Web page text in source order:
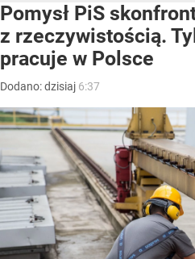
Pomysł PiS
z rzeczywistością.
pracuje w Polsce
Dodano:dzisiaj 6:37